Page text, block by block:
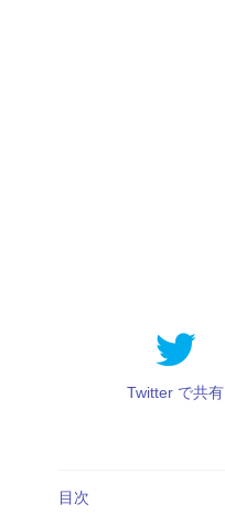
Twitter で共有
目次